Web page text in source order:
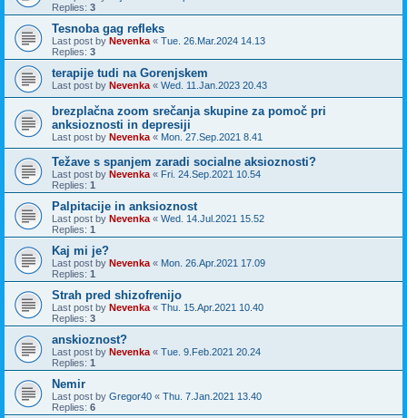
Replies: 3
Tesnoba gag refleks
Last post by Nevenka « Tue. 26.Mar.2024 14.13
Replies: 3
terapije tudi na Gorenjskem
Last post by Nevenka « Wed. 11.Jan.2023 20.43
brezplačna zoom srečanja skupine za pomoč pri
anksioznosti in depresiji
Last post by Nevenka « Mon. 27.Sep.2021 8.41
Težave s spanjem zaradi socialne aksioznosti?
Last post by Nevenka « Fri. 24.Sep.2021 10.54
Replies: 1
Palpitacije in anksioznost
Last post by Nevenka « Wed. 14.Jul.2021 15.52
Replies: 1
Kaj mi je?
Last post by Nevenka « Mon. 26.Apr.2021 17.09
Replies: 1
Strah pred shizofrenijo
Last post by Nevenka « Thu. 15.Apr.2021 10.40
Replies: 3
anskioznost?
Last post by Nevenka « Tue. 9.Feb.2021 20.24
Replies: 1
Nemir
Last post by Gregor40 « Thu. 7.Jan.2021 13.40
Replies: 6